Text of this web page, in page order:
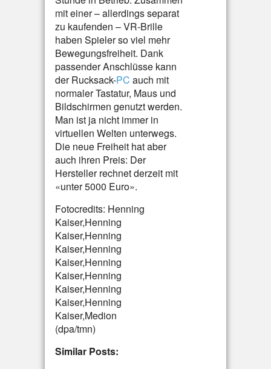
mit einer – allerdings separat
zu kaufenden – VR-Brille
haben Spieler so viel mehr
Bewegungsfreiheit. Dank
passender Anschlüsse kann
der Rucksack-PC auch mit
normaler Tastatur, Maus und
Bildschirmen genutzt werden.
Man ist ja nicht immer in
virtuellen Welten unterwegs.
Die neue Freiheit hat aber
auch ihren Preis: Der
Hersteller rechnet derzeit mit
«unter 5000 Euro».
Fotocredits: Henning
Kaiser,Henning
Kaiser,Henning
Kaiser,Henning
Kaiser,Henning
Kaiser,Henning
Kaiser,Henning
Kaiser,Henning
Kaiser,Medion
(dpa/tmn)
Similar Posts: